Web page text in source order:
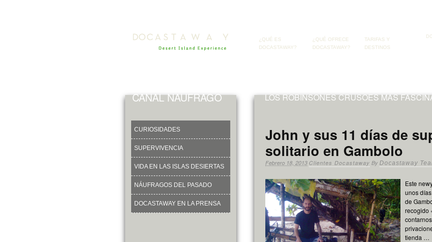
¿QUÉ ES
DOCASTAWAY?
¿QUÉ OFRECE
DOCASTAWAY?
TARIFAS Y
DESTINOS
LOS ROBINSONES CRUSOES MAS
John y sus 11 días de
solitario en Gambolo
Febrero 18, 2013 Clientes Docastaway By Docastaway
Este
unos
de
recogido
tienda …
CANAL NAUFRAGO
CURIOSIDADES
SUPERVIVENCIA
VIDA EN LAS ISLAS DESIERTAS
NÁUFRAGOS DEL PASADO
DOCASTAWAY EN LA PRENSA